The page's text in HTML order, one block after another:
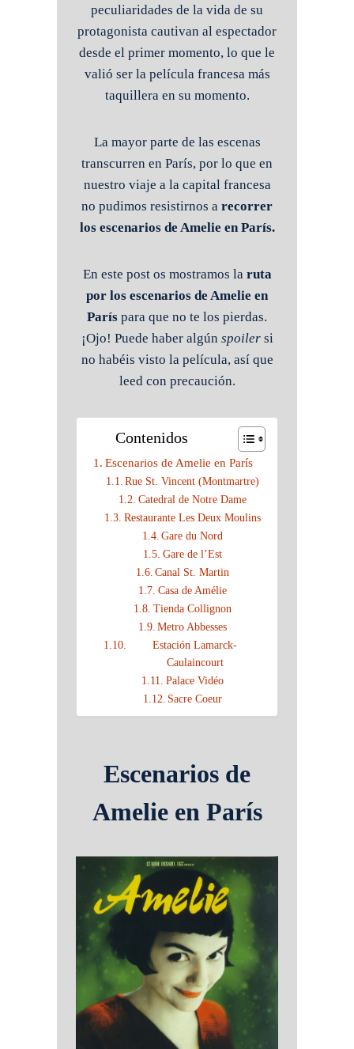
peculiaridades de la vida de su
protagonista cautivan al espectador
desde el primer momento, lo que le
valió ser la película francesa más
taquillera en su momento.
La mayor parte de las escenas
transcurren en París, por lo que en
nuestro viaje a la capital francesa
no pudimos resistirnos a recorrer
los escenarios de Amelie en París.
En este post os mostramos la ruta
por los escenarios de Amelie en
París para que no te los pierdas.
¡Ojo! Puede haber algún spoilersi
no habéis visto la película, así que
leed con precaución.
Contenidos
Escenarios de Amelie en París
Rue St. Vincent (Montmartre)
Catedral de Notre Dame
Restaurante Les Deux Moulins
Gare du Nord
Gare de l’Est
Canal St. Martin
Casa de Amélie
Tienda Collignon
Metro Abbesses
Estación Lamarck-
Caulaincourt
Palace Vidéo
Sacre Coeur
Escenarios de
Amelie en París